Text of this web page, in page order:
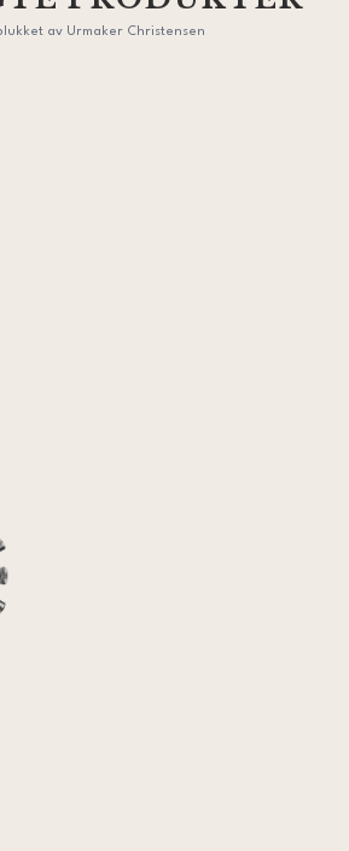
av Urmaker Christensen